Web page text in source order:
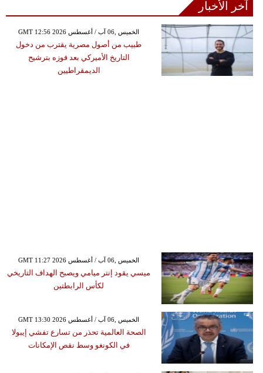
آخر الأخبار
GMT 12:56 2026 الخميس ,06 آب / أغسطس
طبيب من أصول مصرية يقترب من دخول
التاريخ الأميركي بعد فوزه بترشيح
الديمقراطيين
GMT 11:27 2026 الخميس ,06 آب / أغسطس
ميسي يقود إنتر ميامي ويصبح الهداف التاريخي
لكأس الرابطتين
GMT 13:30 2026 الخميس ,06 آب / أغسطس
الصحة العالمية تحذر من تسارع تفشي إيبولا
في الكونغو وسط نقص الإمكانات